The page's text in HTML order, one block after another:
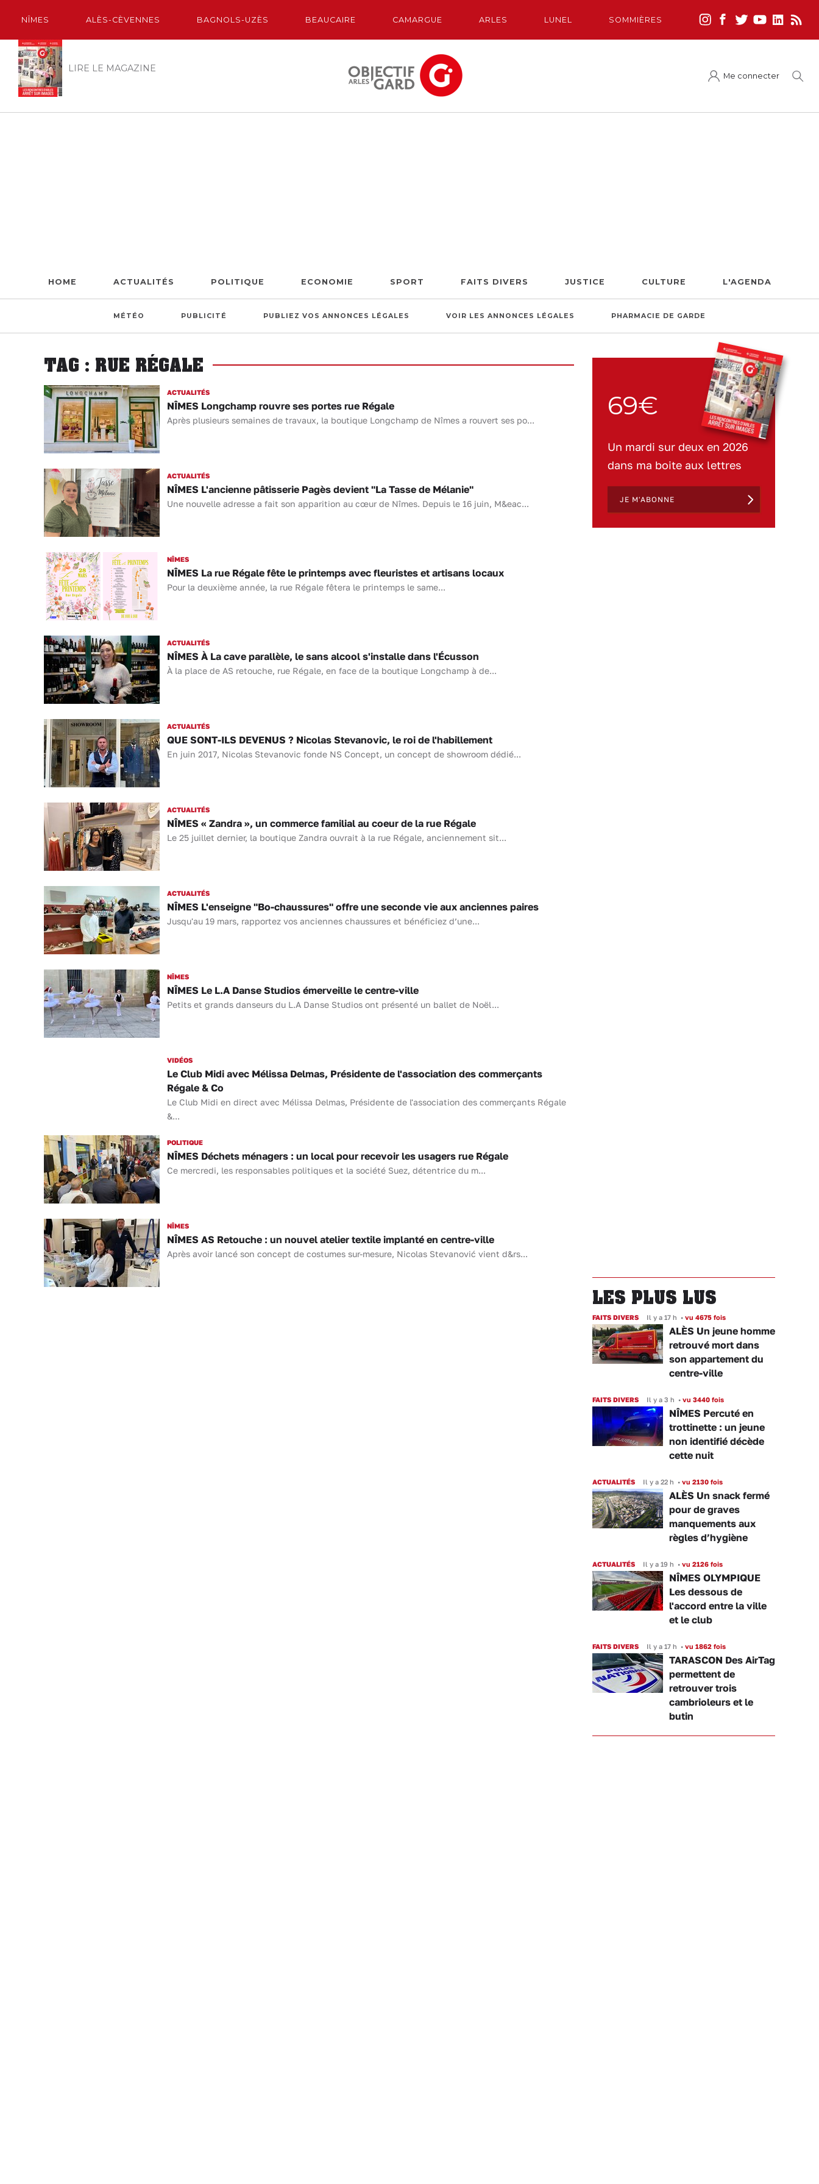
NÎMES ALÈS-CÈVENNES BAGNOLS-UZÈS BEAUCAIRE CAMARGUE ARLES LUNEL SOMMIÈRES
LIRE LE MAGAZINE
Me connecter
HOME ACTUALITÉS POLITIQUE ECONOMIE SPORT FAITS DIVERS JUSTICE CULTURE L'AGENDA
MÉTÉO PUBLICITÉ PUBLIEZ VOS ANNONCES LÉGALES VOIR LES ANNONCES LÉGALES PHARMACIE DE GARDE
TAG : RUE RÉGALE
ACTUALITÉS
NÎMES Longchamp rouvre ses portes rue Régale
Après plusieurs semaines de travaux, la boutique Longchamp de Nîmes a rouvert ses po...
ACTUALITÉS
NÎMES L'ancienne pâtisserie Pagès devient "La Tasse de Mélanie"
Une nouvelle adresse a fait son apparition au cœur de Nîmes. Depuis le 16 juin, M&eac...
NÎMES
NÎMES La rue Régale fête le printemps avec fleuristes et artisans locaux
Pour la deuxième année, la rue Régale fêtera le printemps le same...
ACTUALITÉS
NÎMES À La cave parallèle, le sans alcool s'installe dans l'Écusson
À la place de AS retouche, rue Régale, en face de la boutique Longchamp à de...
ACTUALITÉS
QUE SONT-ILS DEVENUS ? Nicolas Stevanovic, le roi de l'habillement
En juin 2017, Nicolas Stevanovic fonde NS Concept, un concept de showroom dédié...
ACTUALITÉS
NÎMES « Zandra », un commerce familial au coeur de la rue Régale
Le 25 juillet dernier, la boutique Zandra ouvrait à la rue Régale, anciennement sit...
ACTUALITÉS
NÎMES L'enseigne "Bo-chaussures" offre une seconde vie aux anciennes paires
Jusqu'au 19 mars, rapportez vos anciennes chaussures et bénéficiez d’une...
NÎMES
NÎMES Le L.A Danse Studios émerveille le centre-ville
Petits et grands danseurs du L.A Danse Studios ont présenté un ballet de Noël...
VIDÉOS
Le Club Midi avec Mélissa Delmas, Présidente de l'association des commerçants
Régale & Co
Le Club Midi en direct avec Mélissa Delmas, Présidente de l'association des commerçants Régale
&...
POLITIQUE
NÎMES Déchets ménagers : un local pour recevoir les usagers rue Régale
Ce mercredi, les responsables politiques et la société Suez, détentrice du m...
NÎMES
NÎMES AS Retouche : un nouvel atelier textile implanté en centre-ville
Après avoir lancé son concept de costumes sur-mesure, Nicolas Stevanović vient d&rs...
69€
Un mardi sur deux en 2026
dans ma boite aux lettres
JE M'ABONNE
LES PLUS LUS
FAITS DIVERS Il y a 17 h • vu 4675 fois
ALÈS Un jeune homme
retrouvé mort dans
son appartement du
centre-ville
FAITS DIVERS Il y a 3 h • vu 3440 fois
NÎMES Percuté en
trottinette : un jeune
non identifié décède
cette nuit
ACTUALITÉS Il y a 22 h • vu 2130 fois
ALÈS Un snack fermé
pour de graves
manquements aux
règles d’hygiène
ACTUALITÉS Il y a 19 h • vu 2126 fois
NÎMES OLYMPIQUE
Les dessous de
l'accord entre la ville
et le club
FAITS DIVERS Il y a 17 h • vu 1862 fois
TARASCON Des AirTag
permettent de
retrouver trois
cambrioleurs et le
butin